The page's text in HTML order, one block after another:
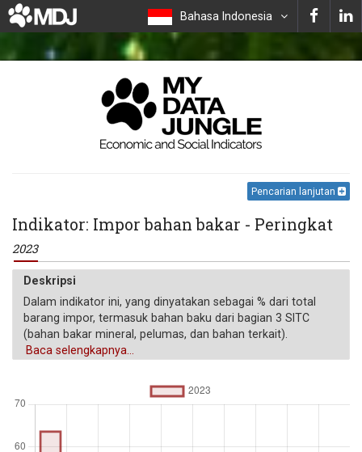
Bahasa Indonesia
Pencarian lanjutan
Indikator: Impor bahan bakar - Peringkat
2023
Deskripsi
Dalam indikator ini, yang dinyatakan sebagai % dari total
barang impor, termasuk bahan baku dari bagian 3 SITC
(bahan bakar mineral, pelumas, dan bahan terkait).
Satuan pengukuran
Operator
Rata-rata
Baca selengkapnya...